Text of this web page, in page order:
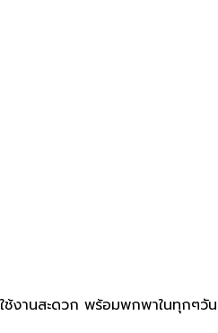
ช้งานสะดวก พร้อมพกพาในทุกๆวัน